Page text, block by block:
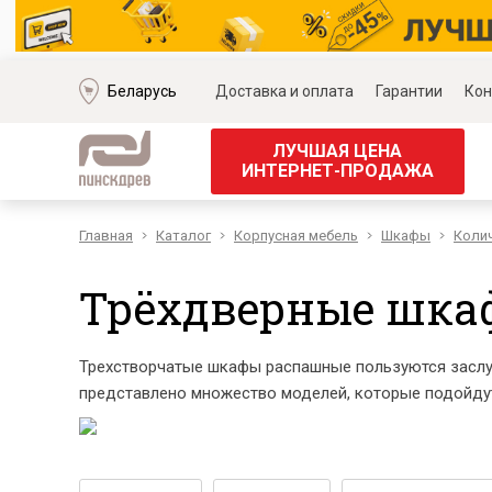
Беларусь Доставка и оплата Гарантии
ЛУЧШАЯ ЦЕНА
ИНТЕРНЕТ-ПРОДАЖА
Мягкая мебель
Модульные диваны
Диваны «Премиум»
Диваны
Кожаные диваны
Наборы
Наборы
Наборы
Наборы
Главная Каталог Корпусная мебель Шкафы
Трёхдверные
Трехстворчатые шкафы распашные пользуются
представлено множество моделей, которые